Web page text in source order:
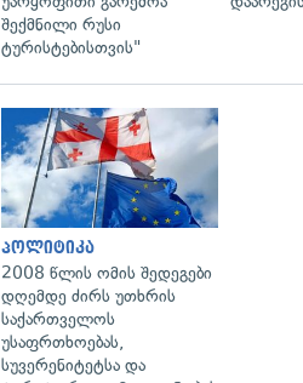
შექმნილი რუსი
ტურისტებისთვის"
პოლიტიკა
2008 წლის ომის შედეგები
დღემდე ძირს უთხრის
საქართველოს
უსაფრთხოებას,
სუვერენიტეტსა და